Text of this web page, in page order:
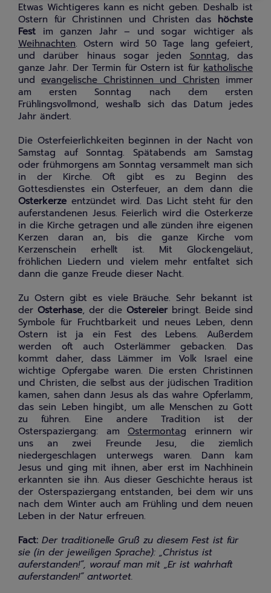
Etwas Wichtigeres kann es nicht geben. Deshalb ist
Ostern für Christinnen und Christen das höchste
Fest im ganzen Jahr – und sogar wichtiger als
Weihnachten. Ostern wird 50 Tage lang gefeiert,
und darüber hinaus sogar jeden Sonntag, das
ganze Jahr. Der Termin für Ostern ist für katholische
und evangelische Christinnen und Christen immer
am ersten Sonntag nach dem ersten
Frühlingsvollmond, weshalb sich das Datum jedes
Jahr ändert.
Die Osterfeierlichkeiten beginnen in der Nacht von
Samstag auf Sonntag. Spätabends am Samstag
oder frühmorgens am Sonntag versammelt man sich
in der Kirche. Oft gibt es zu Beginn des
Gottesdienstes ein Osterfeuer, an dem dann die
Osterkerze entzündet wird. Das Licht steht für den
auferstandenen Jesus. Feierlich wird die Osterkerze
in die Kirche getragen und alle zünden ihre eigenen
Kerzen daran an, bis die ganze Kirche vom
Kerzenschein erhellt ist. Mit Glockengeläut,
fröhlichen Liedern und vielem mehr entfaltet sich
dann die ganze Freude dieser Nacht.
Zu Ostern gibt es viele Bräuche. Sehr bekannt ist
der Osterhase, der die Ostereierbringt. Beide sind
Symbole für Fruchtbarkeit und neues Leben, denn
Ostern ist ja ein Fest des Lebens. Außerdem
werden oft auch Osterlämmer gebacken. Das
kommt daher, dass Lämmer im Volk Israel eine
wichtige Opfergabe waren. Die ersten Christinnen
und Christen, die selbst aus der jüdischen Tradition
kamen, sahen dann Jesus als das wahre Opferlamm,
das sein Leben hingibt, um alle Menschen zu Gott
zu führen. Eine andere Tradition ist der
Osterspaziergang: am Ostermontag erinnern wir
uns an zwei Freunde Jesu, die ziemlich
niedergeschlagen unterwegs waren. Dann kam
Jesus und ging mit ihnen, aber erst im Nachhinein
erkannten sie ihn. Aus dieser Geschichte heraus ist
der Osterspaziergang entstanden, bei dem wir uns
nach dem Winter auch am Frühling und dem neuen
Leben in der Natur erfreuen.
Fact: Der traditionelle Gruß zu diesem Fest ist für
sie (in der jeweiligen Sprache): „Christus ist
auferstanden!“, worauf man mit „Er ist wahrhaft
auferstanden!“ antwortet.